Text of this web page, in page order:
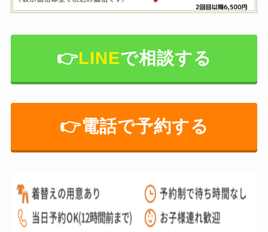
👉️LINEで相談する
👉️電話で予約する